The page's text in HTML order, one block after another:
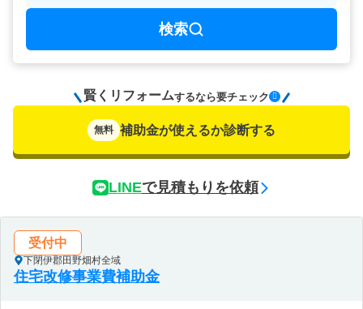
検索
賢くリフォームするなら要チェック
無料 補助金が使えるか診断する
LINEで見積もりを依頼
受付中
下閉伊郡田野畑村全域
住宅改修事業費補助金